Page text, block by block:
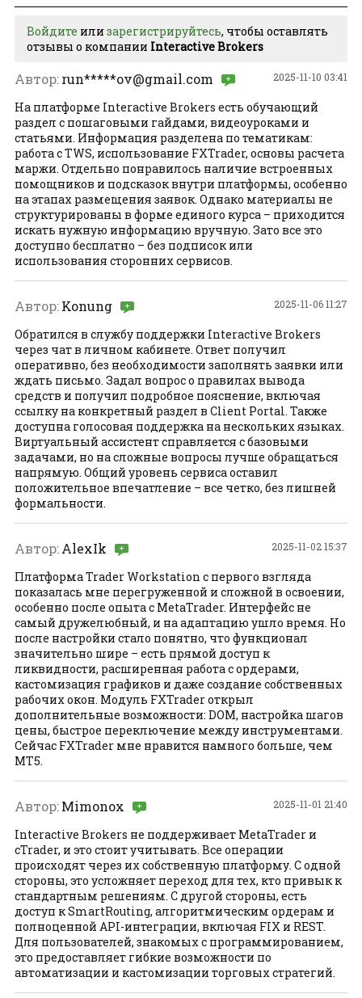
Войдите или зарегистрируйтесь, чтобы оставлять
отзывы о компании Interactive Brokers
2025-11-10 03:41
Автор:run*****ov@gmail.com
На платформе Interactive Brokers есть обучающий
раздел с пошаговыми гайдами, видеоуроками и
статьями. Информация разделена по тематикам:
работа с TWS, использование FXTrader, основы расчета
маржи. Отдельно понравилось наличие встроенных
помощников и подсказок внутри платформы, особенно
на этапах размещения заявок. Однако материалы не
структурированы в форме единого курса – приходится
искать нужную информацию вручную. Зато все это
доступно бесплатно – без подписок или
использования сторонних сервисов.
2025-11-06 11:27
Автор:Konung
Обратился в службу поддержки Interactive Brokers
через чат в личном кабинете. Ответ получил
оперативно, без необходимости заполнять заявки или
ждать письмо. Задал вопрос о правилах вывода
средств и получил подробное пояснение, включая
ссылку на конкретный раздел в Client Portal. Также
доступна голосовая поддержка на нескольких языках.
Виртуальный ассистент справляется с базовыми
задачами, но на сложные вопросы лучше обращаться
напрямую. Общий уровень сервиса оставил
положительное впечатление – все четко, без лишней
формальности.
2025-11-02 15:37
Автор:AlexIk
Платформа Trader Workstation с первого взгляда
показалась мне перегруженной и сложной в освоении,
особенно после опыта с MetaTrader. Интерфейс не
самый дружелюбный, и на адаптацию ушло время. Но
после настройки стало понятно, что функционал
значительно шире – есть прямой доступ к
ликвидности, расширенная работа с ордерами,
кастомизация графиков и даже создание собственных
рабочих окон. Модуль FXTrader открыл
дополнительные возможности: DOM, настройка шагов
цены, быстрое переключение между инструментами.
Сейчас FXTrader мне нравится намного больше, чем
МТ5.
2025-11-01 21:40
Автор:Mimonox
Interactive Brokers не поддерживает MetaTrader и
cTrader, и это стоит учитывать. Все операции
происходят через их собственную платформу. С одной
стороны, это усложняет переход для тех, кто привык к
стандартным решениям. С другой стороны, есть
доступ к SmartRouting, алгоритмическим ордерам и
полноценной API-интеграции, включая FIX и REST.
Для пользователей, знакомых с программированием,
это предоставляет гибкие возможности по
автоматизации и кастомизации торговых стратегий.